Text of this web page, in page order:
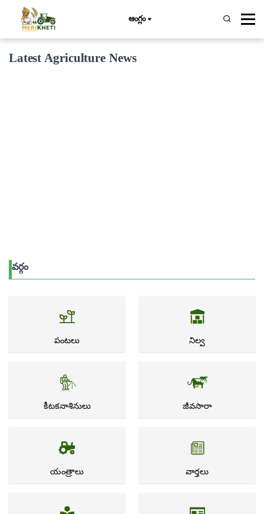
ఆంగ్లం
Latest Agriculture News
వర్గం
పంటలు నిల్వ
కీటకనాశినులు జీవసారా
యంత్రాలు వార్తలు